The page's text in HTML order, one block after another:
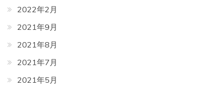
2022年2月
2021年9月
2021年8月
2021年7月
2021年5月